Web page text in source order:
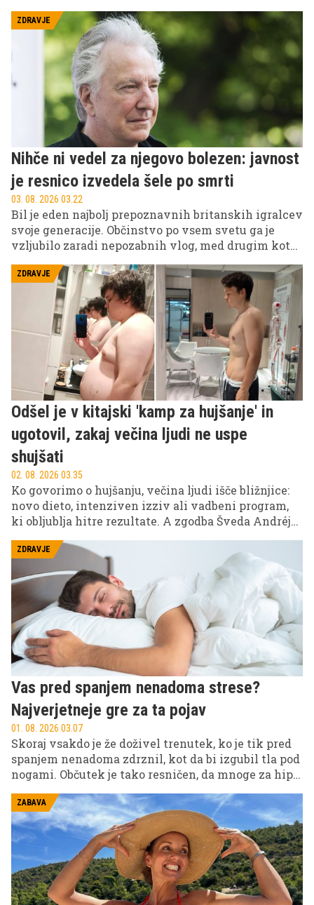
ZDRAVJE
Nihče ni vedel za njegovo bolezen: javnost
je resnico izvedela šele po smrti
03. 08. 2026 03.22
Bil je eden najbolj prepoznavnih britanskih igralcev
svoje generacije. Občinstvo po vsem svetu ga je
vzljubilo zaradi nepozabnih vlog, med drugim kot
kot nepozabnega negativca Hansa Gruberja v
uspešnici Umri pokončno.
ZDRAVJE
Odšel je v kitajski 'kamp za hujšanje' in
ugotovil, zakaj večina ljudi ne uspe
shujšati
02. 08. 2026 03.35
Ko govorimo o hujšanju, večina ljudi išče bližnjice:
novo dieto, intenziven izziv ali vadbeni program,
ki obljublja hitre rezultate. A zgodba Šveda Andréja
kampu za hujšanje, odpira precej bolj zanimivo
vprašanje: ali je skrivnost uspeha res v posebnem
programu ali predvsem v okolju, ki nas prisili v
spremembo navad?
ZDRAVJE
Vas pred spanjem nenadoma strese?
Najverjetneje gre za ta pojav
01. 08. 2026 03.07
Skoraj vsakdo je že doživel trenutek, ko je tik pred
spanjem nenadoma zdrznil, kot da bi izgubil tla pod
nogami. Občutek je tako resničen, da mnoge za hip
ležijo varno v postelji. Čeprav se zdi nenavadno, je
ta pojav veliko pogostejši, kot si večina predstavlja.
ZABAVA